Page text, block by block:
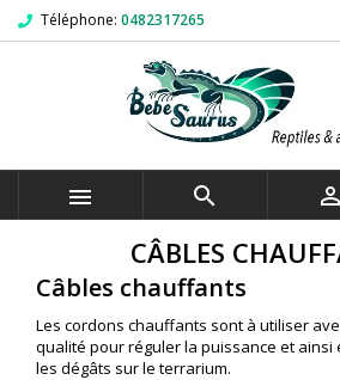
Téléphone: 0482317265
  
CÂBLES
Câbles chauffants
Les cordons chauffants sont à utiliser
qualité pour réguler la puissance et
les dégâts sur le terrarium.